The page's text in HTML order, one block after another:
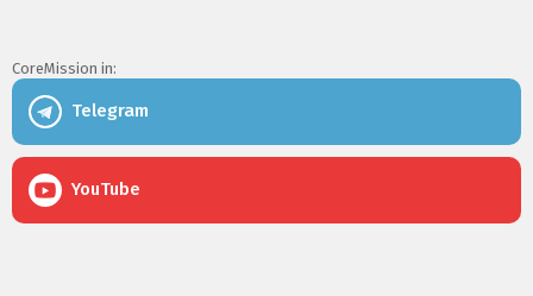
CoreMission in:
Telegram
YouTube